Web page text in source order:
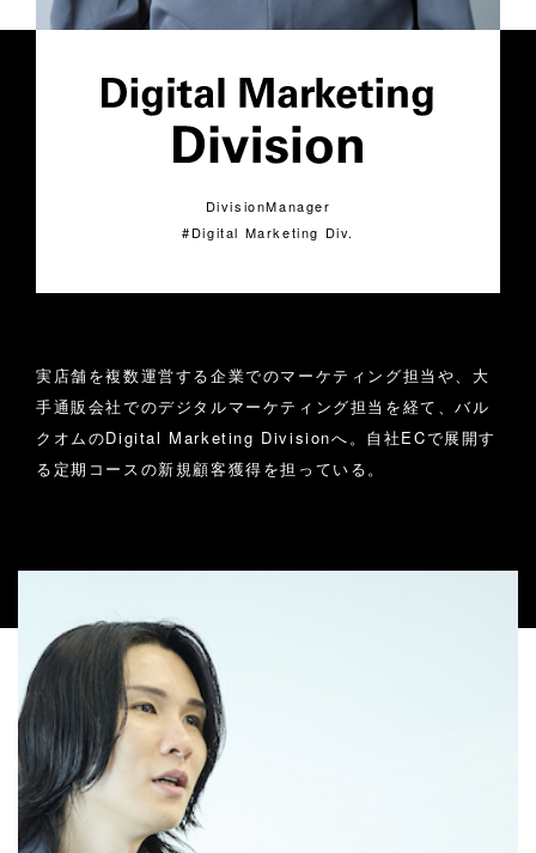
DivisionManager
Digital Marketing Div.
PROFILE
実店舗を複数運営する企業でのマーケティング担当や、大
手通販会社でのデジタルマーケティング担当を経て、バル
クオムのDigital Marketing Divisionへ。自社ECで展開す
る定期コースの新規顧客獲得を担っている。